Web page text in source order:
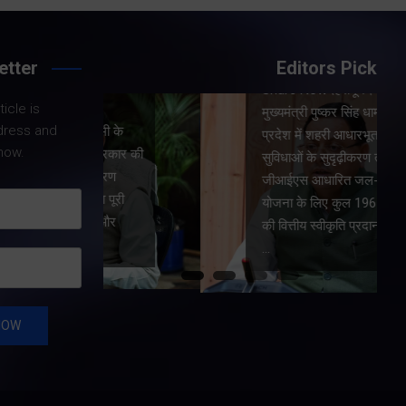
is
and
Editors Pick
के
की
Share Nowदेहरादून।
मुख्यमंत्री पुष्कर सिंह धामी ने
प्रदेश में शहरी आधारभूत
सुविधाओं के सुदृढ़ीकरण तथा
जीआईएस आधारित जल-निकासी
योजना के लिए कुल 1967 करोड़
की वित्तीय स्वीकृति प्रदान की है।
…